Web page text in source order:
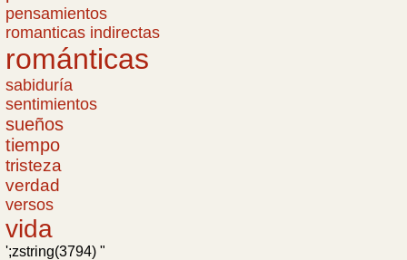
pensamientos
romanticas indirectas
románticas
sabiduría
sentimientos
sueños
tiempo
tristeza
verdad
versos
vida
';zstring(3794) "